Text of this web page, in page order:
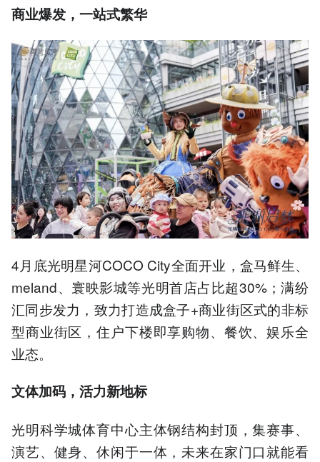
商业爆发，一站式繁华
4月底光明星河COCO City全面开业，盒马鲜生、
meland、寰映影城等光明首店占比超30%；满纷
汇同步发力，致力打造成盒子+商业街区式的非标
型商业街区，住户下楼即享购物、餐饮、娱乐全
业态。
文体加码，活力新地标
光明科学城体育中心主体钢结构封顶，集赛事、
演艺、健身、休闲于一体，未来在家门口就能看